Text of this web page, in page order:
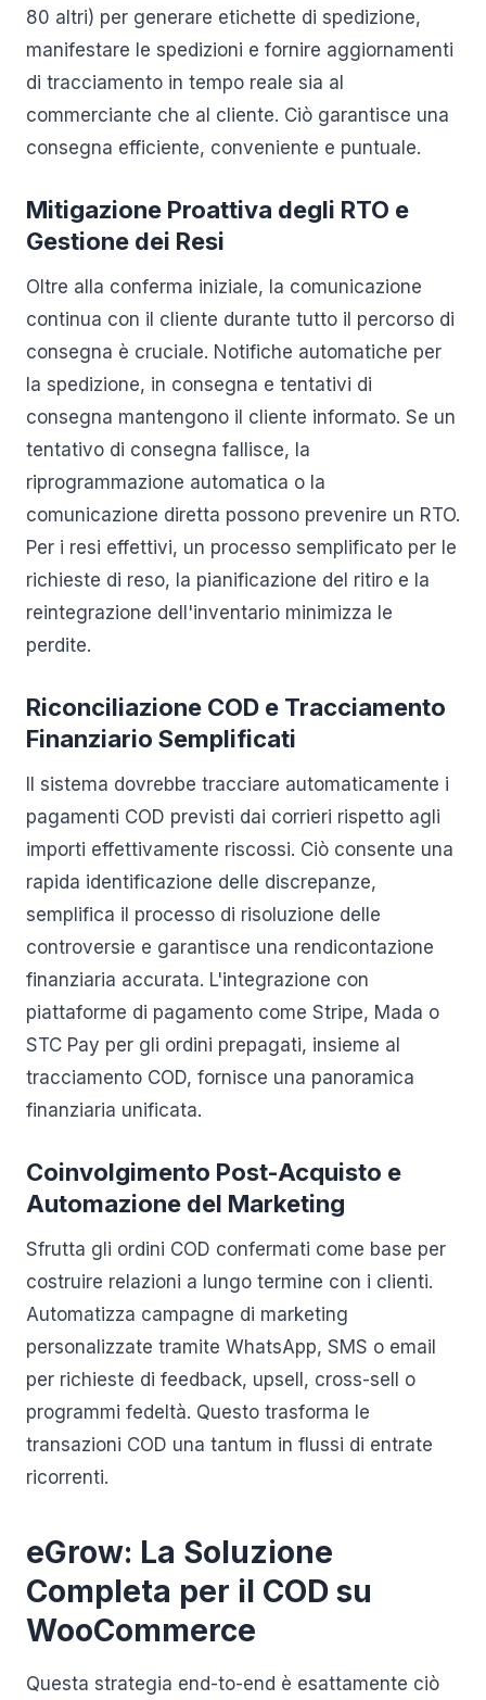
80 altri) per generare etichette di spedizione,
manifestare le spedizioni e fornire aggiornamenti
di tracciamento in tempo reale sia al
commerciante che al cliente. Ciò garantisce una
consegna efficiente, conveniente e puntuale.
Mitigazione Proattiva degli RTO e
Gestione dei Resi
Oltre alla conferma iniziale, la comunicazione
continua con il cliente durante tutto il percorso di
consegna è cruciale. Notifiche automatiche per
la spedizione, in consegna e tentativi di
consegna mantengono il cliente informato. Se un
tentativo di consegna fallisce, la
riprogrammazione automatica o la
comunicazione diretta possono prevenire un RTO.
Per i resi effettivi, un processo semplificato per le
richieste di reso, la pianificazione del ritiro e la
reintegrazione dell'inventario minimizza le
perdite.
Riconciliazione COD e Tracciamento
Finanziario Semplificati
Il sistema dovrebbe tracciare automaticamente i
pagamenti COD previsti dai corrieri rispetto agli
importi effettivamente riscossi. Ciò consente una
rapida identificazione delle discrepanze,
semplifica il processo di risoluzione delle
controversie e garantisce una rendicontazione
finanziaria accurata. L'integrazione con
piattaforme di pagamento come Stripe, Mada o
STC Pay per gli ordini prepagati, insieme al
tracciamento COD, fornisce una panoramica
finanziaria unificata.
Coinvolgimento Post-Acquisto e
Automazione del Marketing
Sfrutta gli ordini COD confermati come base per
costruire relazioni a lungo termine con i clienti.
Automatizza campagne di marketing
personalizzate tramite WhatsApp, SMS o email
per richieste di feedback, upsell, cross-sell o
programmi fedeltà. Questo trasforma le
transazioni COD una tantum in flussi di entrate
ricorrenti.
eGrow: La Soluzione
Completa per il COD su
WooCommerce
Questa strategia end-to-end è esattamente ciò